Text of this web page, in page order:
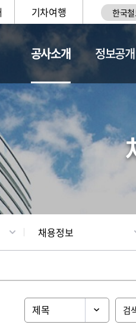
기차여행 한국
공사소개
일반현황
정보공개
채용정보